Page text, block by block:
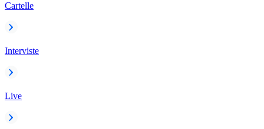
Cartelle
Interviste
Live